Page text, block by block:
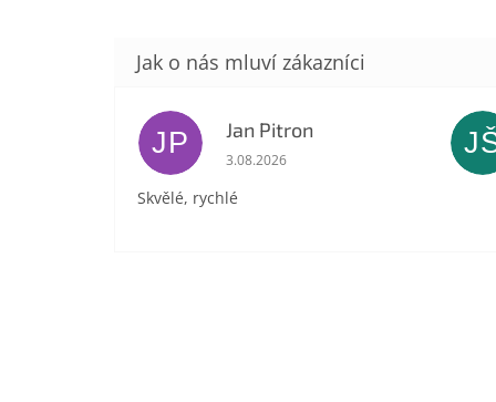
JP Jan Pitron
Hodnocení obchodu je 5 z 5
3.08.2026
Skvělé, rychlé